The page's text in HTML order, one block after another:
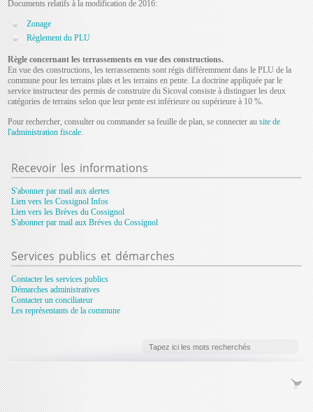
Documents relatifs à la modification de 2016:
Zonage
Règlement du PLU
Règle concernant les terrassements en vue des constructions.
En vue des constructions, les terrassements sont régis différemment dans le PLU de la
commune pour les terrains plats et les terrains en pente. La doctrine appliquée par le
service instructeur des permis de construire du Sicoval consiste à distinguer les deux
catégories de terrains selon que leur pente est inférieure ou supérieure à 10 %.
Pour rechercher, consulter ou commander sa feuille de plan, se connecter ausite de
l'administration fiscale
Recevoirles informations
S'abonner par mail aux alertes
Lien vers les Cossignol Infos
Lien vers les Brèves du Cossignol
S'abonner par mail aux Bréves du Cossignol
Servicespublics et démarches
Contacter les services publics
Démarches administratives
Contacter un conciliateur
Les représentants de la commune